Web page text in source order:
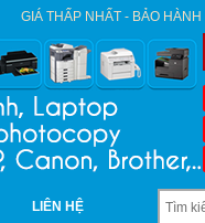
GIÁ THẤP NHẤT - BẢO
LIÊN HỆ